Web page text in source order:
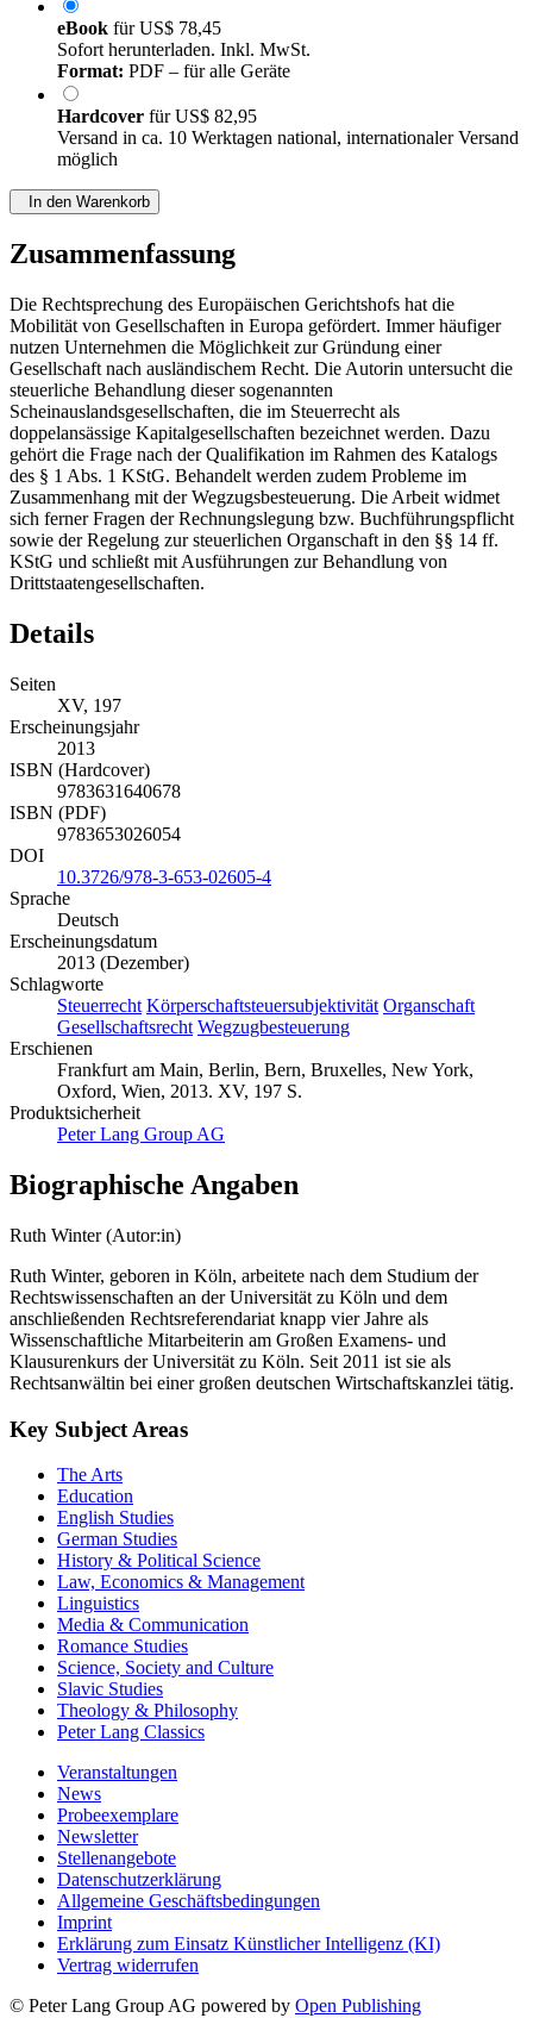
eBook fürUS$ 78,45
Sofort herunterladen. Inkl. MwSt.
Format: PDF – für alle Geräte
Hardcover fürUS$ 82,95
Versand in ca. 10 Werktagen national, internationaler Versand
möglich
In den Warenkorb
Zusammenfassung
Die Rechtsprechung des Europäischen Gerichtshofs hat die
Mobilität von Gesellschaften in Europa gefördert. Immer häufiger
nutzen Unternehmen die Möglichkeit zur Gründung einer
Gesellschaft nach ausländischem Recht. Die Autorin untersucht die
steuerliche Behandlung dieser sogenannten
Scheinauslandsgesellschaften, die im Steuerrecht als
doppelansässige Kapitalgesellschaften bezeichnet werden. Dazu
gehört die Frage nach der Qualifikation im Rahmen des Katalogs
des § 1 Abs. 1 KStG. Behandelt werden zudem Probleme im
Zusammenhang mit der Wegzugsbesteuerung. Die Arbeit widmet
sich ferner Fragen der Rechnungslegung bzw. Buchführungspflicht
sowie der Regelung zur steuerlichen Organschaft in den §§ 14 ff.
KStG und schließt mit Ausführungen zur Behandlung von
Drittstaatengesellschaften.
Details
Seiten
XV, 197
Erscheinungsjahr
2013
ISBN (Hardcover)
9783631640678
ISBN (PDF)
9783653026054
DOI
10.3726/978-3-653-02605-4
Sprache
Deutsch
Erscheinungsdatum
2013 (Dezember)
Schlagworte
Steuerrecht Körperschaftsteuersubjektivität Organschaft
Gesellschaftsrecht Wegzugbesteuerung
Erschienen
Frankfurt am Main, Berlin, Bern, Bruxelles, New York,
Oxford, Wien, 2013. XV, 197 S.
Produktsicherheit
Peter Lang Group AG
Biographische Angaben
Ruth Winter (Autor:in)
Ruth Winter, geboren in Köln, arbeitete nach dem Studium der
Rechtswissenschaften an der Universität zu Köln und dem
anschließenden Rechtsreferendariat knapp vier Jahre als
Wissenschaftliche Mitarbeiterin am Großen Examens- und
Klausurenkurs der Universität zu Köln. Seit 2011 ist sie als
Rechtsanwältin bei einer großen deutschen Wirtschaftskanzlei tätig.
Key Subject Areas
The Arts
Education
English Studies
German Studies
History & Political Science
Law, Economics & Management
Linguistics
Media & Communication
Romance Studies
Science, Society and Culture
Slavic Studies
Theology & Philosophy
Peter Lang Classics
Veranstaltungen
News
Probeexemplare
Newsletter
Stellenangebote
Datenschutzerklärung
Allgemeine Geschäftsbedingungen
Imprint
Erklärung zum Einsatz Künstlicher Intelligenz (KI)
Vertrag widerrufen
© Peter Lang Group AG powered by Open Publishing